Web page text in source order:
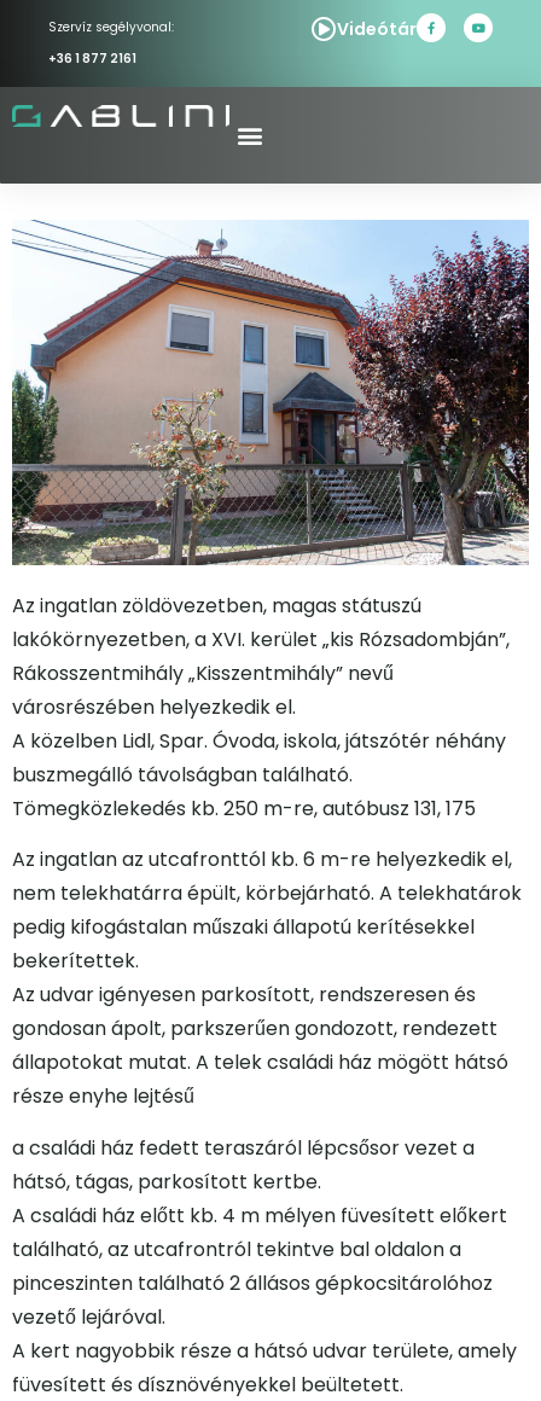
Szervíz segélyvonal:
+36 1 877 2161
Videótár
Az ingatlan zöldövezetben, magas státuszú
lakókörnyezetben, a XVI. kerület „kis Rózsadombján”,
Rákosszentmihály „Kisszentmihály” nevű
városrészében helyezkedik el.
A közelben Lidl, Spar. Óvoda, iskola, játszótér néhány
buszmegálló távolságban található.
Tömegközlekedés kb. 250 m-re, autóbusz 131, 175
Az ingatlan az utcafronttól kb. 6 m-re helyezkedik el,
nem telekhatárra épült, körbejárható. A telekhatárok
pedig kifogástalan műszaki állapotú kerítésekkel
bekerítettek.
Az udvar igényesen parkosított, rendszeresen és
gondosan ápolt, parkszerűen gondozott, rendezett
állapotokat mutat. A telek családi ház mögött hátsó
része enyhe lejtésű
a családi ház fedett teraszáról lépcsősor vezet a
hátsó, tágas, parkosított kertbe.
A családi ház előtt kb. 4 m mélyen füvesített előkert
található, az utcafrontról tekintve bal oldalon a
pinceszinten található 2 állásos gépkocsitárolóhoz
vezető lejáróval.
A kert nagyobbik része a hátsó udvar területe, amely
füvesített és dísznövényekkel beültetett.